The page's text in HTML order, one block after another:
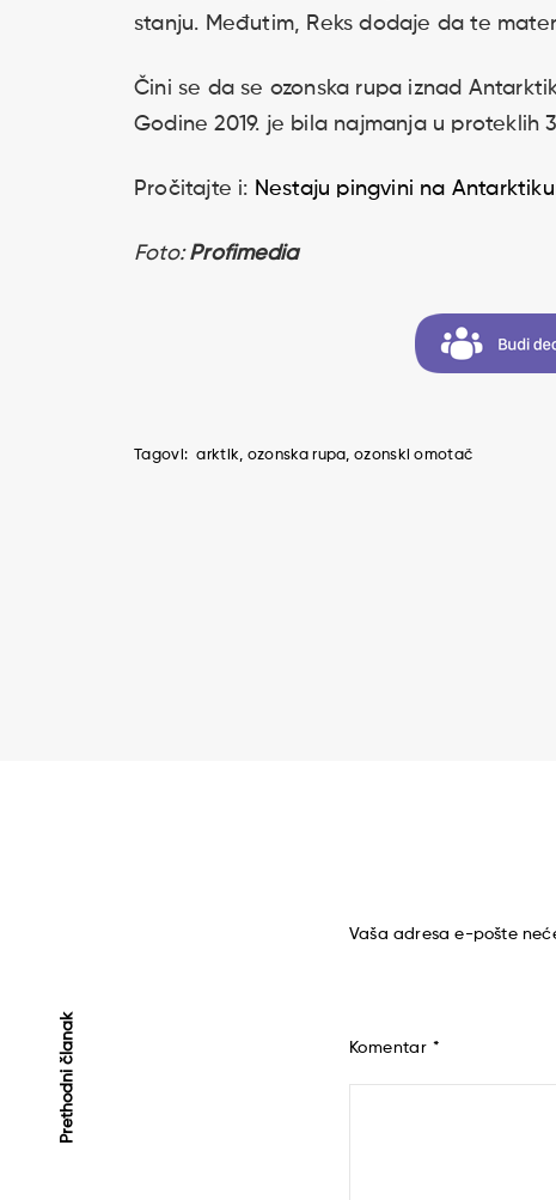
stanju. Međutim, Reks dodaje da te
Čini se da se ozonska rupa iznad
Godine 2019. je bila najmanja u proteklih
Pročitajte i: Nestaju pingvini na Antarktiku
Foto:Profimedia
Tagovi: arktik ozonska rupa ozonski omotač
Kretanje
članaka
Prethodni članak
Vaša adresa e-pošte
Komentar *